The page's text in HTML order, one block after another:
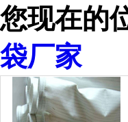
您现在的
袋厂家